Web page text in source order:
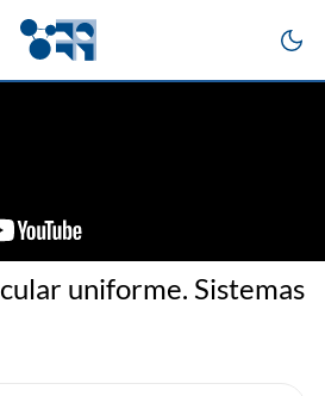
uniforme. Sistemas